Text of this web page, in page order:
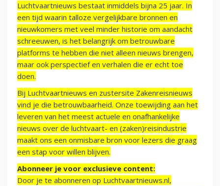
Luchtvaartnieuws bestaat inmiddels bijna 25 jaar. In
een tijd waarin talloze vergelijkbare bronnen en
nieuwkomers met veel minder historie om aandacht
schreeuwen, is het belangrijk om betrouwbare
platforms te hebben die niet alleen nieuws brengen,
maar ook perspectief en verhalen die er echt toe
doen.
Bij Luchtvaartnieuws en zustersite Zakenreisnieuws
vind je die betrouwbaarheid. Onze toewijding aan het
leveren van het meest actuele en onafhankelijke
nieuws over de luchtvaart- en (zaken)reisindustrie
maakt ons een onmisbare bron voor lezers die graag
een stap voor willen blijven.
Abonneer je voor exclusieve content:
Door je te abonneren op Luchtvaartnieuws.nl,